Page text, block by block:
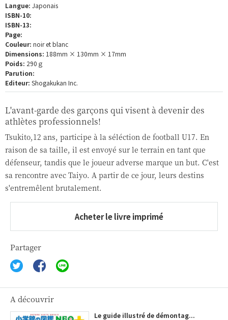
Langue: Japonais
ISBN-10:
ISBN-13:
Page:
Couleur: noir et blanc
Dimensions: 188mm × 130mm × 17mm
Poids: 290ｇ
Parution:
Editeur: Shogakukan Inc.
L'avant-garde des garçons qui visent à devenir des
athlètes professionnels!
Tsukito,12 ans, participe à la séléction de football U17. En
raison de sa taille, il est envoyé sur le terrain en tant que
défenseur, tandis que le joueur adverse marque un but. C'est
sa rencontre avec Taiyo. A partir de ce jour, leurs destins
s'entremêlent brutalement.
Acheter le livre imprimé
Partager
A découvrir
Le guide illustré de démontag...